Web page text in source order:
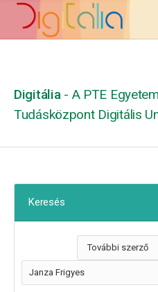
Digitália - A PTE
Tudásközpont Digitális
Keresés